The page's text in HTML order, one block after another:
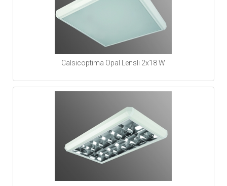
Calsicoptima Opal Lensli 2x18 W